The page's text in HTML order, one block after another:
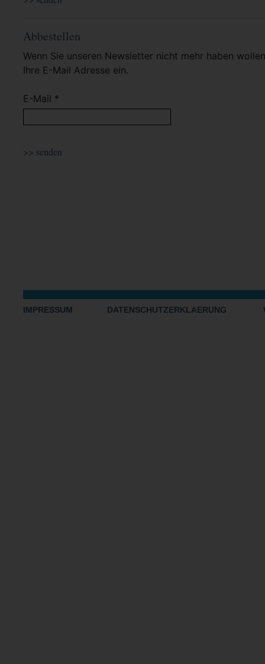
Abbestellen
Wenn Sie unseren Newsletter nicht mehr haben
Ihre E-Mail Adresse ein.
E-Mail *
IMPRESSUM DATENSCHUTZERKLAERUNG